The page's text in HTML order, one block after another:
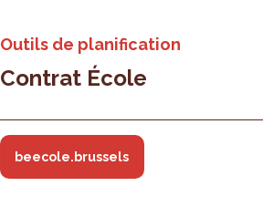
Outils de planification
Contrat École
beecole.brussels